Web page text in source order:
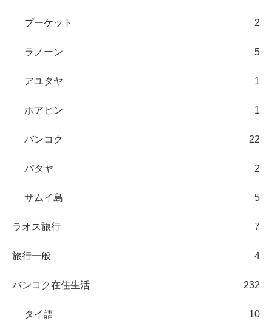
プーケット 2
ラノーン 5
アユタヤ 1
ホアヒン 1
バンコク 22
パタヤ 2
サムイ島 5
ラオス旅行 7
旅行一般 4
バンコク在住生活 232
タイ語 10